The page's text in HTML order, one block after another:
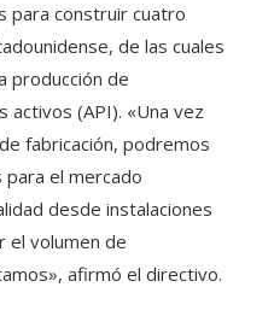
para construir cuatro
de las cuales
producción de
activos (API). «Una vez
fabricación, podremos
el mercado
desde instalaciones
el volumen de
afirmó el directivo.